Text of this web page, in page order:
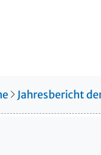
Jahresbericht